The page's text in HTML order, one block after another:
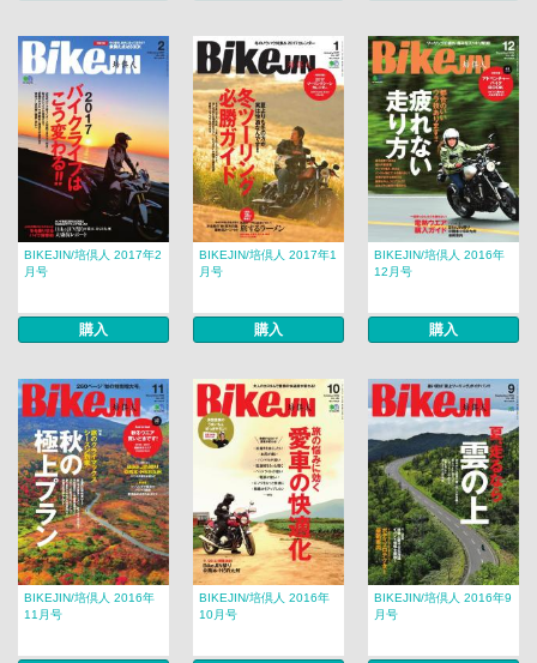
BIKEJIN/培倶人 2017年2
月号
購入
BIKEJIN/培倶人 2017年1
月号
購入
BIKEJIN/培倶人 2016年
12月号
購入
BIKEJIN/培倶人 2016年
11月号
BIKEJIN/培倶人 2016年
10月号
BIKEJIN/培倶人 2016年9
月号